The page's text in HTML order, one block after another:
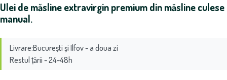
Ulei de măsline extravirgin premium din măsline culese
manual.
Livrare:București și Ilfov - a doua zi
Restul țării - 24-48h